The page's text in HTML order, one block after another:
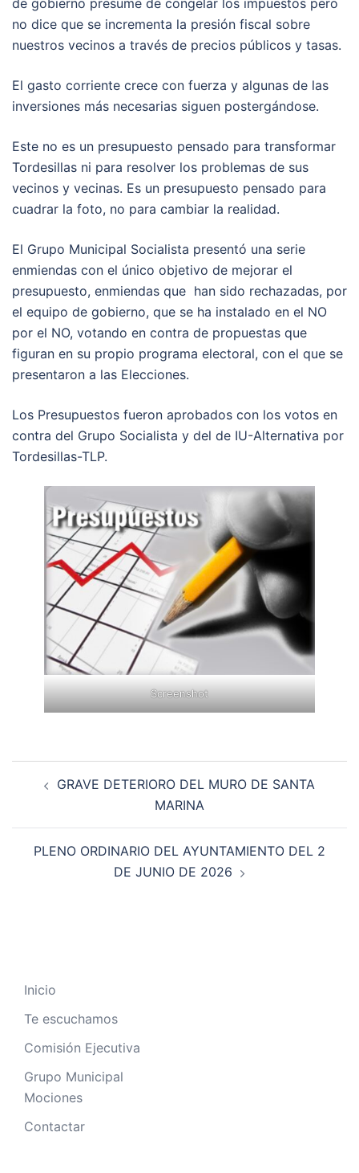
no dice que se incrementa la presión fiscal sobre
nuestros vecinos a través de precios públicos y tasas.
El gasto corriente crece con fuerza y algunas de las
inversiones más necesarias siguen postergándose.
Este no es un presupuesto pensado para transformar
Tordesillas ni para resolver los problemas de sus
vecinos y vecinas. Es un presupuesto pensado para
cuadrar la foto, no para cambiar la realidad.
El Grupo Municipal Socialista presentó una serie
enmiendas con el único objetivo de mejorar el
presupuesto, enmiendas que han sido rechazadas, por
el equipo de gobierno, que se ha instalado en el NO
por el NO, votando en contra de propuestas que
figuran en su propio programa electoral, con el que se
presentaron a las Elecciones.
Los Presupuestos fueron aprobados con los votos en
contra del Grupo Socialista y del de IU-Alternativa por
Tordesillas-TLP.
Screenshot
GRAVE DETERIORO DEL MURO DE SANTA
MARINA
PLENO ORDINARIO DEL AYUNTAMIENTO DEL 2
DE JUNIO DE 2026
Inicio
Te escuchamos
Comisión Ejecutiva
Grupo Municipal
Mociones
Contactar